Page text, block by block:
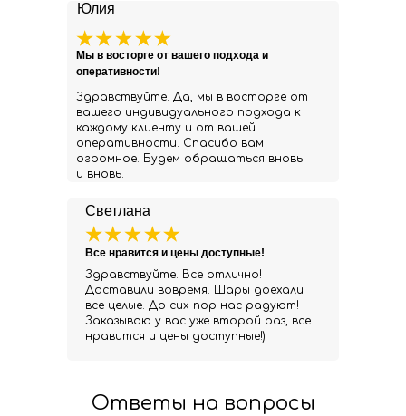
Юлия
Здравствуйте. Да, мы в восторге от
вашего индивидуального подхода к
каждому клиенту и от вашей
оперативности. Спасибо вам
огромное. Будем обращаться вновь
и вновь.
Мы в восторге от вашего подхода и
оперативности!
Светлана
Здравствуйте. Все отлично!
Доставили вовремя. Шары доехали
все целые. До сих пор нас радуют!
Заказываю у вас уже второй раз, все
нравится и цены доступные!)
Все нравится и цены доступные!
Ответы на вопросы